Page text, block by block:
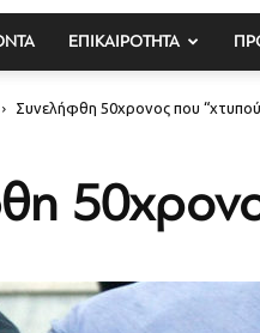
ΕΠΙΚΑΙΡΟΤΗΤΑ
Συνελήφθη 50χρονος που